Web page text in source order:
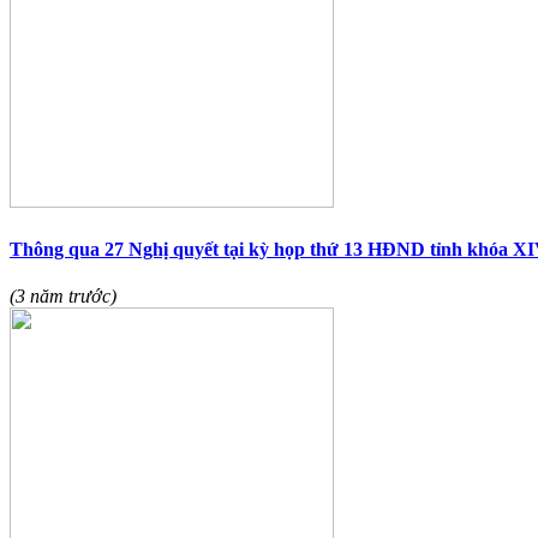
Thông qua 27 Nghị quyết tại kỳ họp thứ 13 HĐND tỉnh khóa
(3 năm trước)